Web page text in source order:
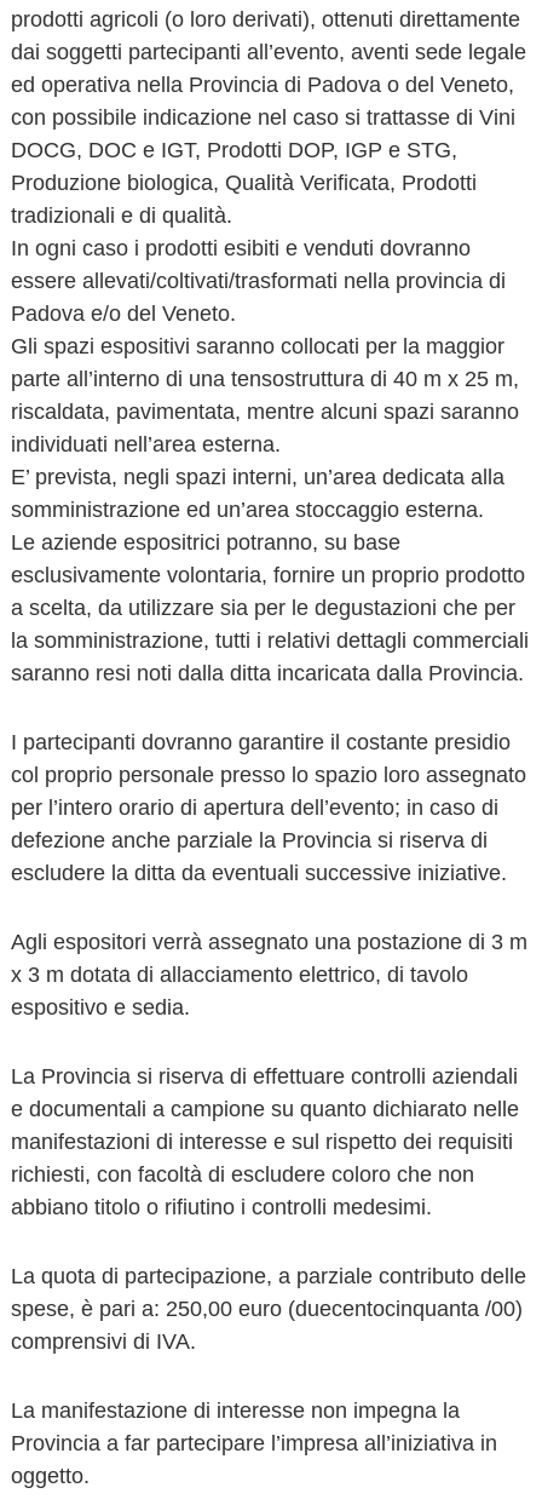
prodotti agricoli (o loro derivati), ottenuti direttamente
dai soggetti partecipanti all’evento, aventi sede legale
ed operativa nella Provincia di Padova o del Veneto,
con possibile indicazione nel caso si trattasse di Vini
DOCG, DOC e IGT, Prodotti DOP, IGP e STG,
Produzione biologica, Qualità Verificata, Prodotti
tradizionali e di qualità.
In ogni caso i prodotti esibiti e venduti dovranno
essere allevati/coltivati/trasformati nella provincia di
Padova e/o del Veneto.
Gli spazi espositivi saranno collocati per la maggior
parte all’interno di una tensostruttura di 40 m x 25 m,
riscaldata, pavimentata, mentre alcuni spazi saranno
individuati nell’area esterna.
E’ prevista, negli spazi interni, un’area dedicata alla
somministrazione ed un’area stoccaggio esterna.
Le aziende espositrici potranno, su base
esclusivamente volontaria, fornire un proprio prodotto
a scelta, da utilizzare sia per le degustazioni che per
la somministrazione, tutti i relativi dettagli commerciali
saranno resi noti dalla ditta incaricata dalla Provincia.
I partecipanti dovranno garantire il costante presidio
col proprio personale presso lo spazio loro assegnato
per l’intero orario di apertura dell’evento; in caso di
defezione anche parziale la Provincia si riserva di
escludere la ditta da eventuali successive iniziative.
Agli espositori verrà assegnato una postazione di 3 m
x 3 m dotata di allacciamento elettrico, di tavolo
espositivo e sedia.
La Provincia si riserva di effettuare controlli aziendali
e documentali a campione su quanto dichiarato nelle
manifestazioni di interesse e sul rispetto dei requisiti
richiesti, con facoltà di escludere coloro che non
abbiano titolo o rifiutino i controlli medesimi.
La quota di partecipazione, a parziale contributo delle
spese, è pari a: 250,00 euro (duecentocinquanta /00)
comprensivi di IVA.
La manifestazione di interesse non impegna la
Provincia a far partecipare l’impresa all’iniziativa in
oggetto.